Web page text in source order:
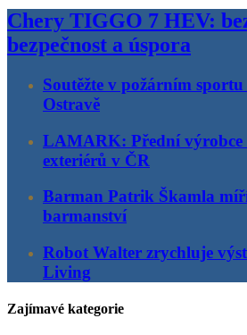
Chery TIGGO 7 HEV:
bezpečnost a úspora
Soutěžte v požárním
Ostravě
LAMARK: Přední výrobce
exteriérů v ČR
Barman Patrik Škamla
barmanství
Robot Walter zrychluje
Living
Zajímavé kategorie